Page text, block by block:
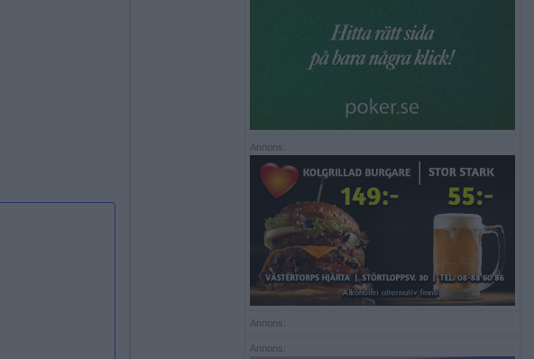
Annons:
Annons:
Annons: